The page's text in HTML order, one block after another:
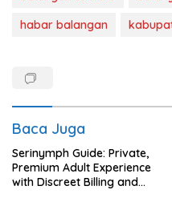
habar balangan
Baca Juga
Serinymph Guide: Private,
Premium Adult Experience
with Discreet Billing and